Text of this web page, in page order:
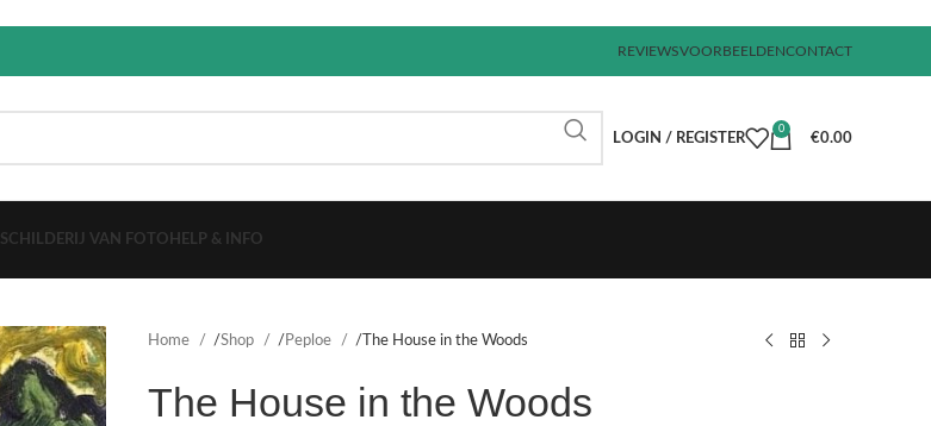
REVIEWSVOORBEELDENCONTACT
LOGIN / REGISTER
0
€0.00
SCHILDERIJ VAN FOTO HELP & INFO
Home Shop Peploe The House in the Woods
The House in the Woods